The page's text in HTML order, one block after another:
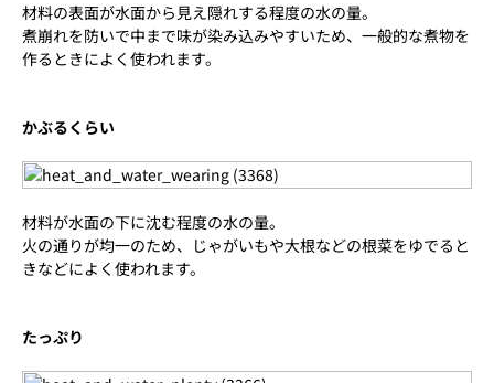
材料の表面が水面から見え隠れする程度の水の量。
煮崩れを防いで中まで味が染み込みやすいため、一般的な煮物を
作るときによく使われます。
かぶるくらい
材料が水面の下に沈む程度の水の量。
火の通りが均一のため、じゃがいもや大根などの根菜をゆでると
きなどによく使われます。
たっぷり